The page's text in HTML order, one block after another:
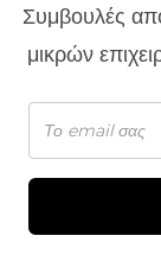
Συμβουλές
μικρών